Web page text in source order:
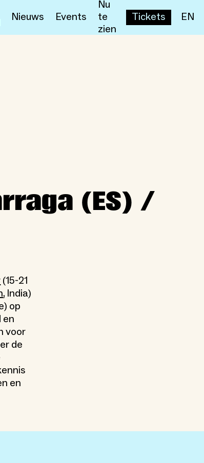
Nieuws Events
Nu
te
zien
Tickets EN
(ES) /
(15-21
, India)
op
en
voor
de
en